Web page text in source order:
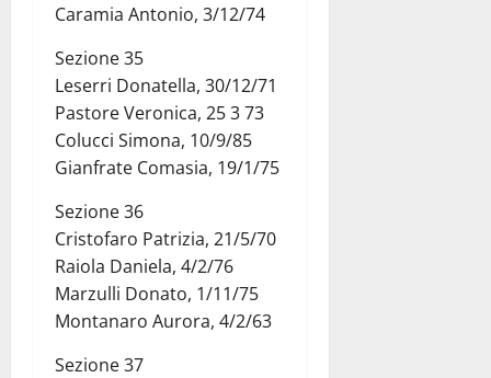
Caramia Antonio, 3/12/74
Sezione 35
Leserri Donatella, 30/12/71
Pastore Veronica, 25 3 73
Colucci Simona, 10/9/85
Gianfrate Comasia, 19/1/75
Sezione 36
Cristofaro Patrizia, 21/5/70
Raiola Daniela, 4/2/76
Marzulli Donato, 1/11/75
Montanaro Aurora, 4/2/63
Sezione 37